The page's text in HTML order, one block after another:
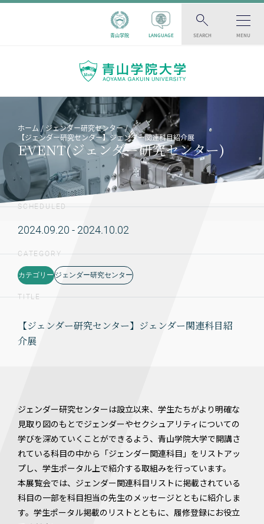
青山学院 LANGUAGE SEARCH MENU
ホーム
ジェンダー研究センター
【ジェンダー研究センター】ジェンダー関連科目紹介展
EVENT(ジェンダー研究センター)
SCHEDULED
2024.09.20 - 2024.10.02
CATEGORY
カテゴリー ジェンダー研究センター
TITLE
【ジェンダー研究センター】ジェンダー関連科目紹
介展
ジェンダー研究センターは設立以来、学生たちがより明確な
見取り図のもとでジェンダーやセクシュアリティについての
学びを深めていくことができるよう、青山学院大学で開講さ
れている科目の中から「ジェンダー関連科目」をリストアッ
プし、学生ポータル上で紹介する取組みを行っています。
本展覧会では、ジェンダー関連科目リストに掲載されている
科目の一部を科目担当の先生のメッセージとともに紹介しま
す。学生ポータル掲載のリストとともに、履修登録にお役立